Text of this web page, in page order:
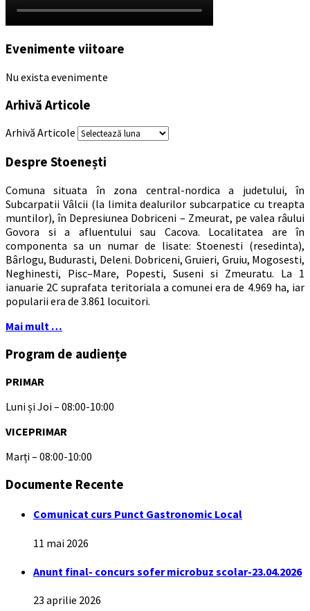
Evenimente viitoare
Nu exista evenimente
Arhivă Articole
Arhivă Articole
Despre Stoenești
Comuna situata în zona central-nordica a judetului, în
Subcarpatii Vâlcii (la limita dealurilor subcarpatice cu treapta
muntilor), în Depresiunea Dobriceni – Zmeurat, pe valea râului
Govora si a afluentului sau Cacova. Localitatea are în
componenta sa un numar de lisate: Stoenesti (resedinta),
Bârlogu, Budurasti, Deleni. Dobriceni, Gruieri, Gruiu, Mogosesti,
Neghinesti, Pisc–Mare, Popesti, Suseni si Zmeuratu. La 1
ianuarie 2C suprafata teritoriala a comunei era de 4.969 ha, iar
popularii era de 3.861 locuitori.
Mai mult …
Program de audiențe
PRIMAR
Luni și Joi – 08:00-10:00
VICEPRIMAR
Marți – 08:00-10:00
Documente Recente
Comunicat curs Punct Gastronomic Local
11 mai 2026
Anunt final- concurs sofer microbuz scolar-23.04.2026
23 aprilie 2026